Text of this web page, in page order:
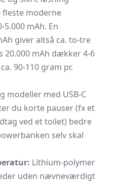
fleste moderne
mAh. En
giver altså ca. to-tre
20.000 mAh dækker 4-6
90-110 gram pr.
modeller med USB-C
du korte pauser (fx et
ved et toilet) bedre
selv skal
Lithium-polymer
uden nævneværdigt